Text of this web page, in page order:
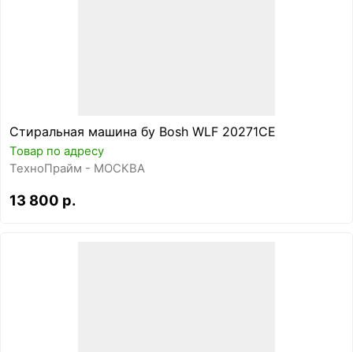
Стиральная машина бу Bosh WLF 20271CE
Товар по адресу
ТехноПрайм - МОСКВА
13 800 р.